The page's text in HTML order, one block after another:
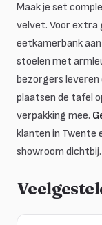
Maak je set
velvet. Voor extra
eetkamerbank
stoelen met
bezorgers leveren
plaatsen de tafel
verpakking mee.
klanten in Twente
showroom dichtbij.